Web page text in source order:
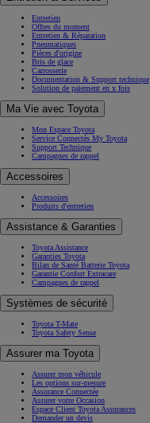
Entretien
Offres du moment
Entretien & Réparation
Pneumatiques
Pièces d'origine
Bris de glace
Carrosserie
Documentation & Support technique
Solution de paiement en x fois
Ma Vie avec Toyota
Mon Espace Toyota
Service Connectés My Toyota
Support Technique
Campagnes de rappel
Accessoires
Accessoires
Produits d'entretien
Assistance & Garanties
Toyota Assistance
Garanties Toyota
Bilan de Santé Batterie Toyota
Garantie Confort Extracare
Campagnes de rappel
Systèmes de sécurité
Toyota T-Mate
Toyota Safety Sense
Assurer ma Toyota
Assurer mon véhicule
Les options sur-mesure
Assurance Connectée
Assurer votre Occasion
Espace Client Toyota Assurances
Demander un devis